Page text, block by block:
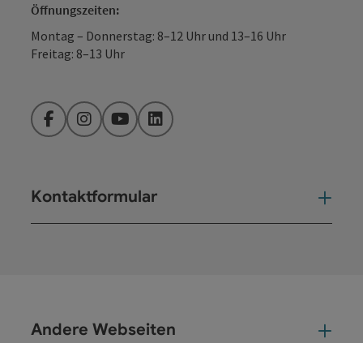
Öffnungszeiten:
Montag – Donnerstag: 8–12 Uhr und 13–16 Uhr
Freitag: 8–13 Uhr
FacebookInstagramYouTubeLinkedIn
Kontaktformular
Andere Webseiten